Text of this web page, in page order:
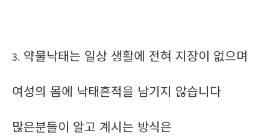
3. 약물낙태는 일상 생활에 전혀 지장이 없으며
여성의 몸에 낙태흔적을 남기지 않습니다
많은분들이 알고 계시는 방식은